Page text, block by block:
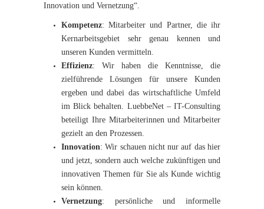
Innovation und Vernetzung“.
Kompetenz: Mitarbeiter und Partner, die ihr
Kernarbeitsgebiet sehr genau kennen und
unseren Kunden vermitteln.
Effizienz: Wir haben die Kenntnisse, die
zielführende Lösungen für unsere Kunden
ergeben und dabei das wirtschaftliche Umfeld
im Blick behalten. LuebbeNet – IT-Consulting
beteiligt Ihre Mitarbeiterinnen und Mitarbeiter
gezielt an den Prozessen.
Innovation: Wir schauen nicht nur auf das hier
und jetzt, sondern auch welche zukünftigen und
innovativen Themen für Sie als Kunde wichtig
sein können.
Vernetzung: persönliche und informelle